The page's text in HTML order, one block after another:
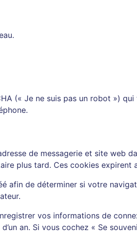
(« Je ne suis pas un robot »)
de messagerie et site web
plus tard. Ces cookies expirent
afin de déterminer si votre
vos informations de
an. Si vous cochez « Se